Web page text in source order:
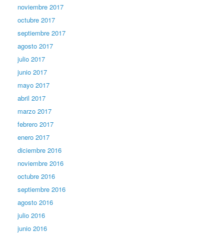
noviembre 2017
octubre 2017
septiembre 2017
agosto 2017
julio 2017
junio 2017
mayo 2017
abril 2017
marzo 2017
febrero 2017
enero 2017
diciembre 2016
noviembre 2016
octubre 2016
septiembre 2016
agosto 2016
julio 2016
junio 2016